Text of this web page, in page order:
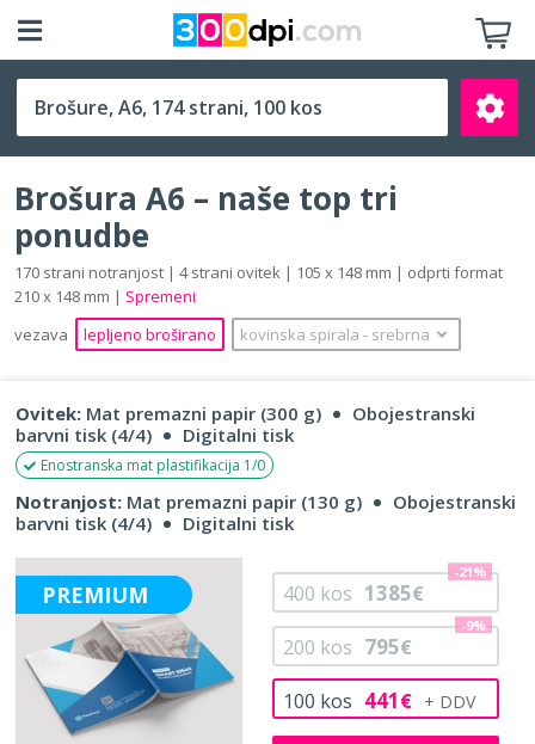
A6 (105 x 148 mm)
Išči
Brošura A6 – naše top tri
ponudbe
170 strani notranjost | 4 strani ovitek | 105 x 148 mm | odprti format
210 x 148 mm | Spremeni
vezava
lepljeno broširano kovinska spirala ‐ srebrna
Ovitek: Mat premazni papir (300 g)
Obojestranski
barvni tisk (4/4)
Digitalni tisk
Enostranska mat plastifikacija 1/0
Notranjost: Mat premazni papir (130 g)
Obojestranski
barvni tisk (4/4)
Digitalni tisk
PREMIUM
100 kos 441€
200 kos 795€
-9%
400 kos 1385€
-21%